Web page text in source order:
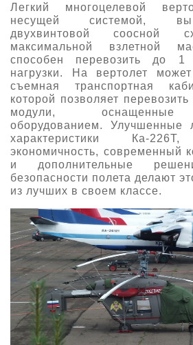
Легкий многоцелевой
несущей системой,
двухвинтовой соосной
максимальной взлетной
способен перевозить до 1
нагрузки. На вертолет может
съемная транспортная
которой позволяет
модули, оснащенные
оборудованием. Улучшенные
характеристики Ка-226Т,
экономичность, современный
и дополнительные
безопасности полета делают
из лучших в своем классе.